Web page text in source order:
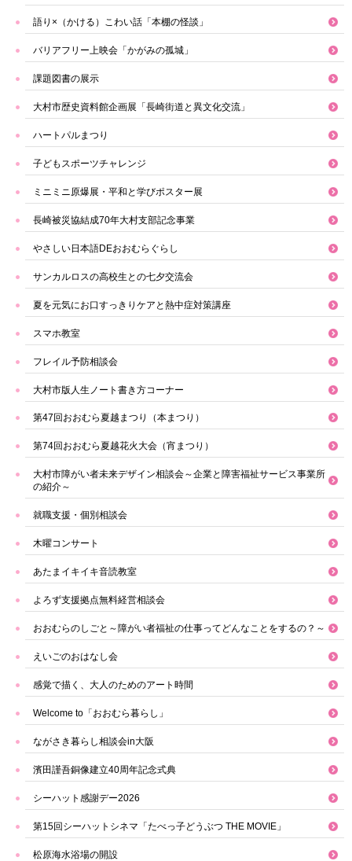
語り×（かける）こわい話「本棚の怪談」
バリアフリー上映会「かがみの孤城」
課題図書の展示
大村市歴史資料館企画展「長崎街道と異文化交流」
ハートパルまつり
子どもスポーツチャレンジ
ミニミニ原爆展・平和と学びポスター展
長崎被災協結成70年大村支部記念事業
やさしい日本語DEおおむらぐらし
サンカルロスの高校生との七夕交流会
夏を元気にお口すっきりケアと熱中症対策講座
スマホ教室
フレイル予防相談会
大村市版人生ノート書き方コーナー
第47回おおむら夏越まつり（本まつり）
第74回おおむら夏越花火大会（宵まつり）
大村市障がい者未来デザイン相談会～企業と障害福祉サービス事業所
の紹介～
就職支援・個別相談会
木曜コンサート
あたまイキイキ音読教室
よろず支援拠点無料経営相談会
おおむらのしごと～障がい者福祉の仕事ってどんなことをするの？～
えいごのおはなし会
感覚で描く、大人のためのアート時間
Welcome to「おおむら暮らし」
ながさき暮らし相談会in大阪
濱田謹吾銅像建立40周年記念式典
シーハット感謝デー2026
第15回シーハットシネマ「たべっ子どうぶつ THE MOVIE」
松原海水浴場の開設